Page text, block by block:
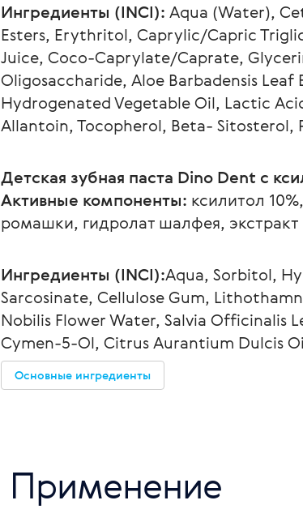
Ингредиенты (INCI): Aqua (Water),
Esters, Erythritol, Caprylic/Capric
Juice, Coco-Caprylate/Caprate,
Oligosaccharide, Aloe Barbadensis
Hydrogenated Vegetable Oil, Lactic
Allantoin, Tocopherol, Beta-
Детская зубная паста Dino Dent с
Активные компоненты: ксилитол
ромашки, гидролат шалфея, экстракт
Ингредиенты (INCI):Aqua, Sorbitol,
Sarcosinate, Cellulose Gum,
Nobilis Flower Water, Salvia Officinalis
Cymen-5-Ol, Citrus Aurantium Dulcis
Основные ингредиенты
Применение